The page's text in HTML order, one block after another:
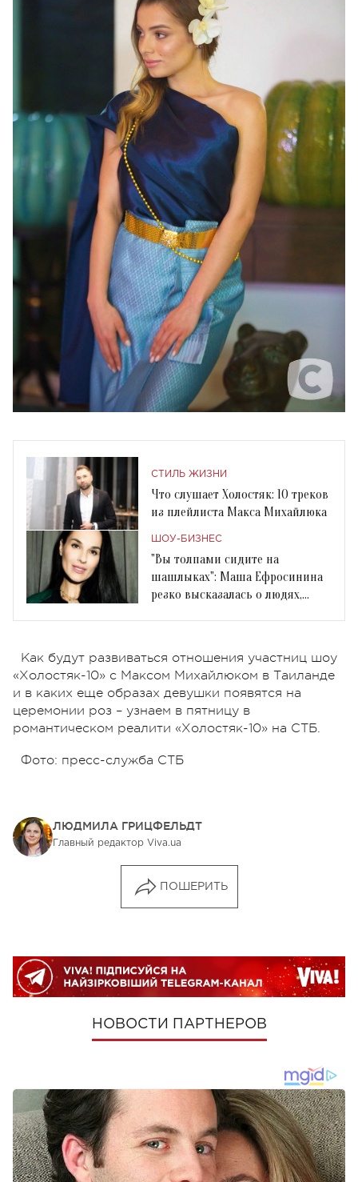
СТИЛЬ ЖИЗНИ
Что слушает Холостяк: 10 треков
из плейлиста Макса Михайлюка
ШОУ-БИЗНЕС
"Вы толпами сидите на
шашлыках": Маша Ефросинина
резко высказалась о людях,
Как будут развиваться отношения участниц шоу
«Холостяк-10» с Максом Михайлюком в Таиланде
и в каких еще образах девушки появятся на
церемонии роз – узнаем в пятницу в
романтическом реалити «Холостяк-10» на СТБ.
Фото: пресс-служба СТБ
ЛЮДМИЛА ГРИЦФЕЛЬДТ
Главный редактор Viva.ua
ПОШЕРИТЬ
НОВОСТИ ПАРТНЕРОВ